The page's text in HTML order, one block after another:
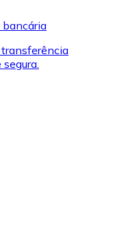
comprar
marcas favoritas
transferência